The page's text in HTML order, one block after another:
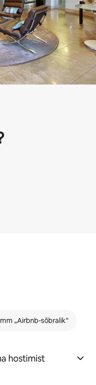
„Airbnb-sõbralik“
hostimist